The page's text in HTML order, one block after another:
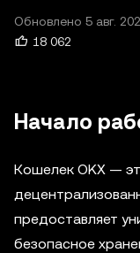
Обновлено 5 авг.
18 062
Начало
Кошелек OKX —
предоставляет
безопасное